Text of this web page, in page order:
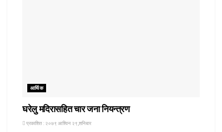
आर्थिक
घरेलु मदिरासहित चार जना नियन्त्रण
प्रकाशित : २०७९ आश्विन २९,शनिबार